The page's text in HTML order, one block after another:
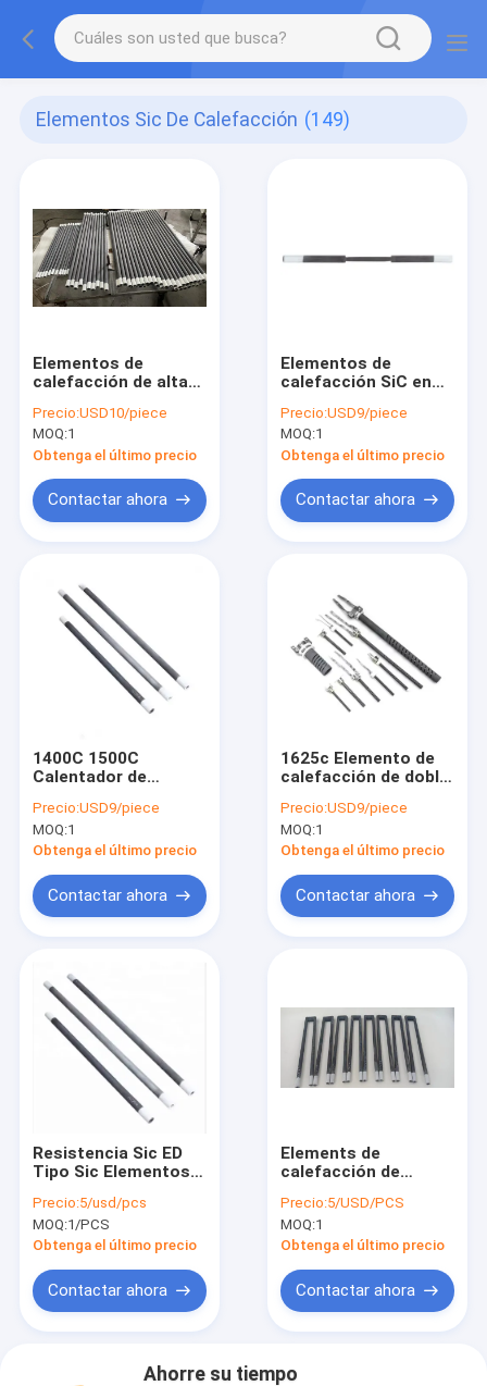
Elementos Sic De Calefacción (149)
Elementos de
calefacción de alta
C.
Precio:USD10/piece
MOQ:1
Obtenga el último precio
Contactar ahora
Elementos de
calefacción SiC en
entornos de calor
extremo
Temperatura 600C-
1400C
Precio:USD9/piece
MOQ:1
Obtenga el último precio
Contactar ahora
1400C 1500C
Calentador de
industrial para
hornos y hornos
Precio:USD9/piece
MOQ:1
Obtenga el último precio
Contactar ahora
1625c Elemento de
calefacción de doble
para diversos hornos
Precio:USD9/piece
MOQ:1
Obtenga el último precio
Contactar ahora
Resistencia Sic ED
Tipo Sic Elementos
1450°C para estufa
Precio:5/usd/pcs
MOQ:1/PCS
Obtenga el último precio
Contactar ahora
Elements de
calefacción de
alta pureza a 1400 °C
Fabricante
Precio:5/USD/PCS
MOQ:1
Obtenga el último precio
Contactar ahora
Ahorre su tiempo